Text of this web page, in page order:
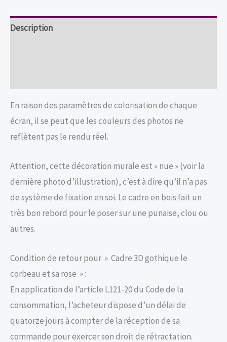
sa
Description
En raison des paramètres de colorisation de chaque
écran, il se peut que les couleurs des photos ne
reflètent pas le rendu réel.
Attention, cette décoration murale est « nue » (voir la
dernière photo d’illustration), c’est à dire qu’il n’a pas
de système de fixation en soi. Le cadre en bois fait un
très bon rebord pour le poser sur une punaise, clou ou
autres.
Condition de retour pour » Cadre 3D gothique le
corbeau et sa rose » :
En application de l’article L121-20 du Code de la
consommation, l’acheteur dispose d’un délai de
quatorze jours à compter de la réception de sa
commande pour exercer son droit de rétractation.